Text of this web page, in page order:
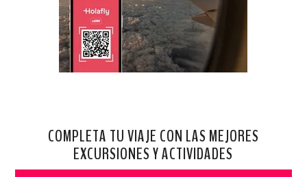
COMPLETA TU VIAJE CON LAS MEJORES
EXCURSIONES Y ACTIVIDADES